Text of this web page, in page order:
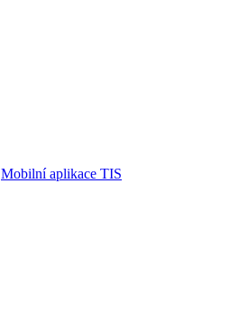
Mobilní aplikace TIS